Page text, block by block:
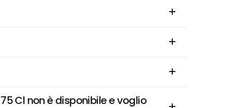
Cl non è disponibile e voglio